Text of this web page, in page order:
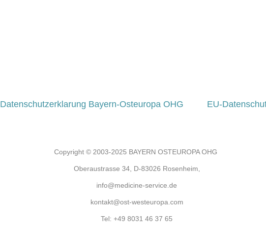
Datenschutzerklarung Bayern-Osteuropa OHG EU-
Copyright © 2003-2025 BAYERN OSTEUROPA OHG
Oberaustrasse 34, D-83026 Rosenheim,
info@medicine-service.de
kontakt@ost-westeuropa.com
Tel: +49 8031 46 37 65